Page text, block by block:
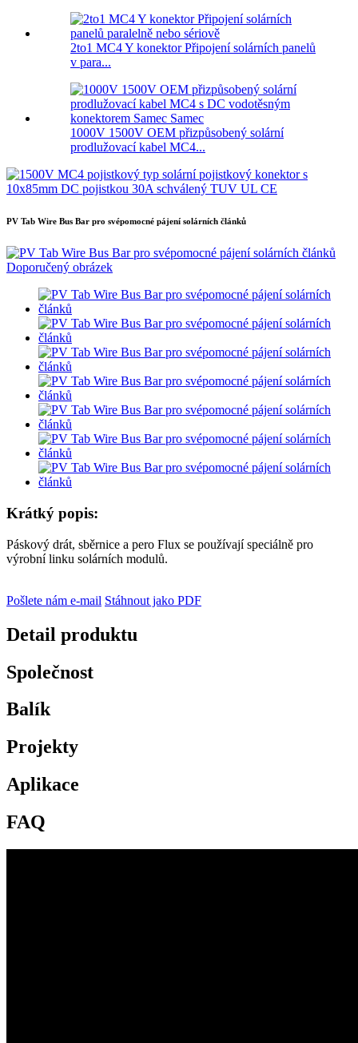
2to1 MC4 Y konektor Připojení solárních panelů
v para...
1000V 1500V OEM přizpůsobený solární
prodlužovací kabel MC4...
PV Tab Wire Bus Bar pro svépomocné pájení solárních článků
Krátký popis:
Páskový drát, sběrnice a pero Flux se používají speciálně pro
výrobní linku solárních modulů.
Pošlete nám e-mail Stáhnout jako PDF
Detail produktu
Společnost
Balík
Projekty
Aplikace
FAQ